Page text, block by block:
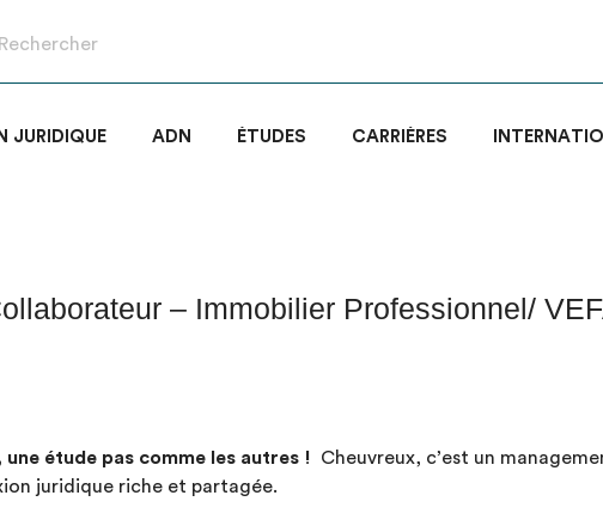
JURIDIQUE ADN ÉTUDES CARRIÈRES
– Immobilier Professionnel/
étude pas comme les autres ! Cheuvreux, c’est un
juridique riche et partagée.